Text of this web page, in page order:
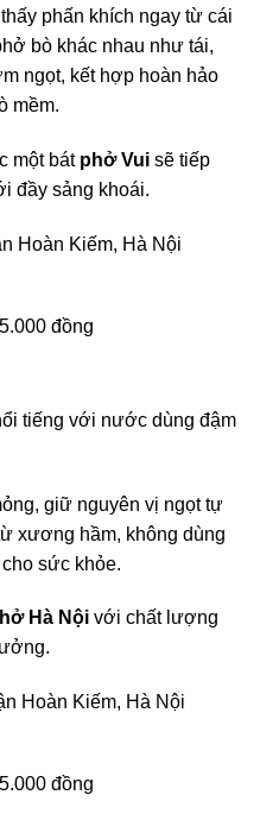
phấn khích ngay từ cái
bò khác nhau như tái,
ngọt, kết hợp hoàn hảo
mềm.
một bát phở Vui sẽ tiếp
đầy sảng khoái.
Hoàn Kiếm, Hà Nội
đồng
tiếng với nước dùng đậm
giữ nguyên vị ngọt tự
xương hầm, không dùng
sức khỏe.
Hà Nội với chất lượng
Hoàn Kiếm, Hà Nội
đồng